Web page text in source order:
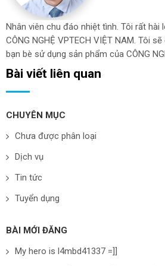
Nhân viên chu đáo nhiệt tình. Tôi rất hài
CÔNG NGHỆ VPTECH VIỆT NAM. Tôi
bạn bè sử dụng sản phẩm của CÔNG
Bài viết liên quan
CHUYÊN MỤC
Chưa được phân loại
Dịch vụ
Tin tức
Tuyển dụng
BÀI MỚI ĐĂNG
My hero is l4mbd41337 =]]